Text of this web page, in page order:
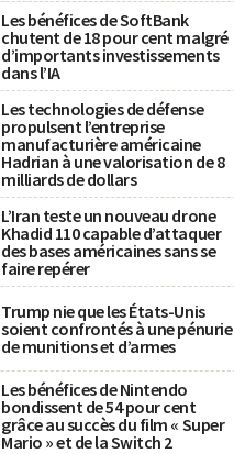
Les bénéfices de SoftBank
chutent de 18 pour cent malgré
d’importants investissements
dans l’IA
Les technologies de défense
propulsent l’entreprise
manufacturière américaine
Hadrian à une valorisation de 8
milliards de dollars
L’Iran teste un nouveau drone
Khadid 110 capable d’attaquer
des bases américaines sans se
faire repérer
Trump nie que les États-Unis
soient confrontés à une pénurie
de munitions et d’armes
Les bénéfices de Nintendo
bondissent de 54 pour cent
grâce au succès du film « Super
Mario » et de la Switch 2